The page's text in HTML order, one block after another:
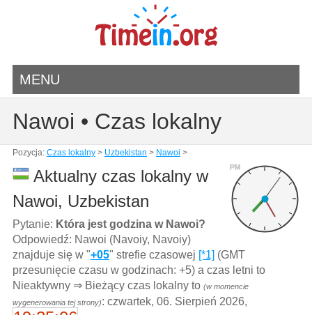
MENU
Nawoi • Czas lokalny
Pozycja: Czas lokalny> Uzbekistan > Nawoi >
PM
Aktualny czas lokalny w
Nawoi, Uzbekistan
Pytanie: Która jest godzina w Nawoi?
Odpowiedź: Nawoi (Navoiy, Navoiy)
znajduje się w "+05" strefie czasowej [*1] (GMT
przesunięcie czasu w godzinach: +5) a czas letni to
Nieaktywny ⇒ Bieżący czas lokalny to (w momencie
wygenerowania tej strony): czwartek, 06. Sierpień 2026,